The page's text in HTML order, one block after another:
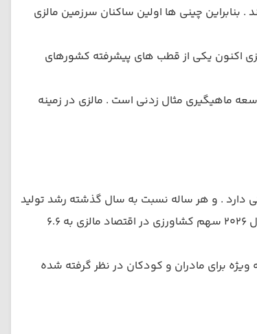
چینی ها اولین ساکنان سرزمین مالزی
اکنون یکی از قطب های پیشرفته کشورهای
ماهیگیری مثال زدنی است . مالزی در زمینه
مثبتی دارد . و هر ساله نسبت به سال گذشته رشد تولید
ناخالص ملی آن افزایش میابد. به جز بخش تولیدات صنعتی ، در بخش کشاورزی برنامه ریزی های مثبتی انجام پذیرفته است. به گونه ای که تا سال 2026 سهم کشاورزی در اقتصاد مالزی به 6.6
برای مادران و کودکان در نظر گرفته شده